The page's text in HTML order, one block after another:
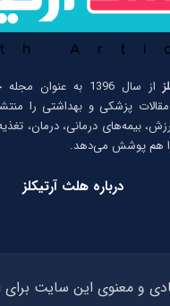
از سال 1396 به
مقالات پزشکی و بهداشتی را
بیمه‌های درمانی، درمان،
هم پوشش می‌دهد.
درباره هلث آرتیکلز